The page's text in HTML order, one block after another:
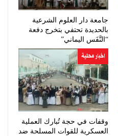
جامعة دار العلوم الشرعية
بالحديدة تحتفي بتخرج دفعة
“النَّفَس اليماني”
اخبار محلية
وقفات في حجة تُبارك العملية
العسكرية للقوات المسلحة ضد